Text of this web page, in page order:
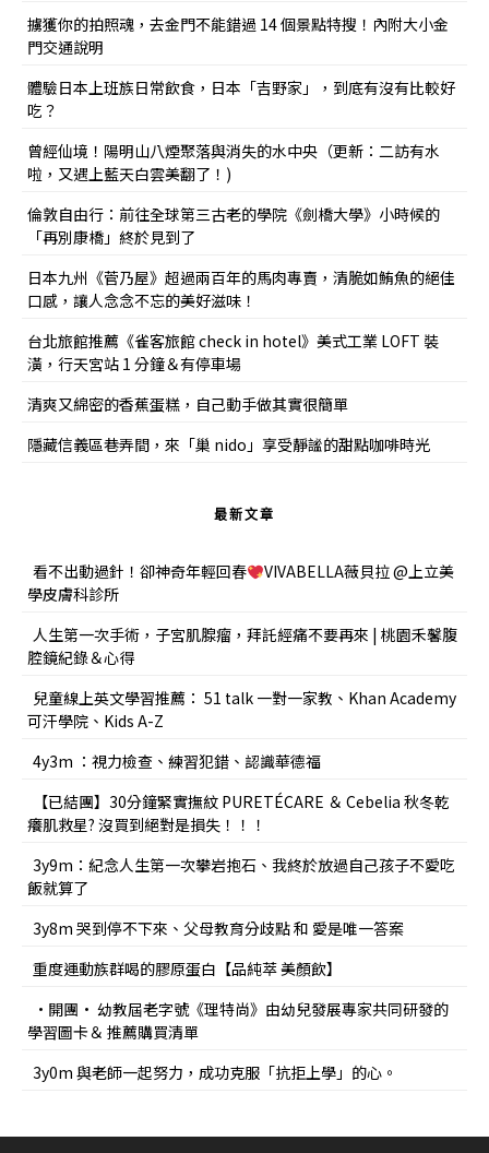
擄獲你的拍照魂，去金門不能錯過 14 個景點特搜！內附大小金
門交通說明
體驗日本上班族日常飲食，日本「吉野家」，到底有沒有比較好
吃？
曾經仙境！陽明山八煙聚落與消失的水中央（更新：二訪有水
啦，又遇上藍天白雲美翻了！)
倫敦自由行：前往全球第三古老的學院《劍橋大學》小時候的
「再別康橋」終於見到了
日本九州《菅乃屋》超過兩百年的馬肉專賣，清脆如鮪魚的絕佳
口感，讓人念念不忘的美好滋味！
台北旅館推薦《雀客旅館 check in hotel》美式工業 LOFT 裝
潢，行天宮站 1 分鐘＆有停車場
清爽又綿密的香蕉蛋糕，自己動手做其實很簡單
隱藏信義區巷弄間，來「巢 nido」享受靜謐的甜點咖啡時光
最新文章
看不出動過針！卻神奇年輕回春
VIVABELLA薇貝拉 @上立美
學皮膚科診所
人生第一次手術，子宮肌腺瘤，拜託經痛不要再來 | 桃園禾馨腹
腔鏡紀錄＆心得
兒童線上英文學習推薦： 51 talk 一對一家教、Khan Academy
可汗學院、Kids A-Z
4y3m ：視力檢查、練習犯錯、認識華德福
【已結團】30分鐘緊實撫紋 PURETÉCARE ＆ Cebelia 秋冬乾
癢肌救星? 沒買到絕對是損失！！！
3y9m：紀念人生第一次攀岩抱石、我終於放過自己孩子不愛吃
飯就算了
3y8m 哭到停不下來、父母教育分歧點 和 愛是唯一答案
重度運動族群喝的膠原蛋白【品純萃 美顏飲】
•開團• 幼教屆老字號《理特尚》由幼兒發展專家共同研發的
學習圖卡＆ 推薦購買清單
3y0m 與老師一起努力，成功克服「抗拒上學」的心。